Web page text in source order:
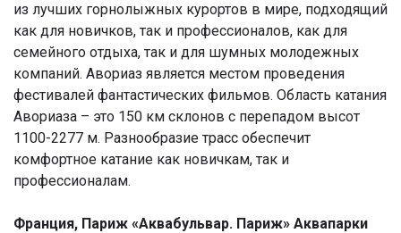
из лучших горнолыжных курортов в мире, подходящий
как для новичков, так и профессионалов, как для
семейного отдыха, так и для шумных молодежных
компаний. Авориаз является местом проведения
фестивалей фантастических фильмов. Область катания
Авориаза – это 150 км склонов с перепадом высот
1100-2277 м. Разнообразие трасс обеспечит
комфортное катание как новичкам, так и
профессионалам.
Франция, Париж «Аквабульвар. Париж» Аквапарки